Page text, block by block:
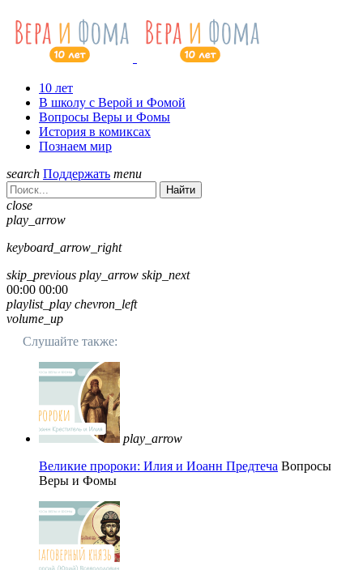
10 лет
В школу с Верой и Фомой
Вопросы Веры и Фомы
История в комиксах
Познаем мир
search Поддержать menu
Найти
close
play_arrow
keyboard_arrow_right
skip_previous play_arrow skip_next
00:00 00:00
playlist_play chevron_left
volume_up
Слушайте также:
play_arrow
Великие пророки: Илия и Иоанн Предтеча Вопросы
Веры и Фомы